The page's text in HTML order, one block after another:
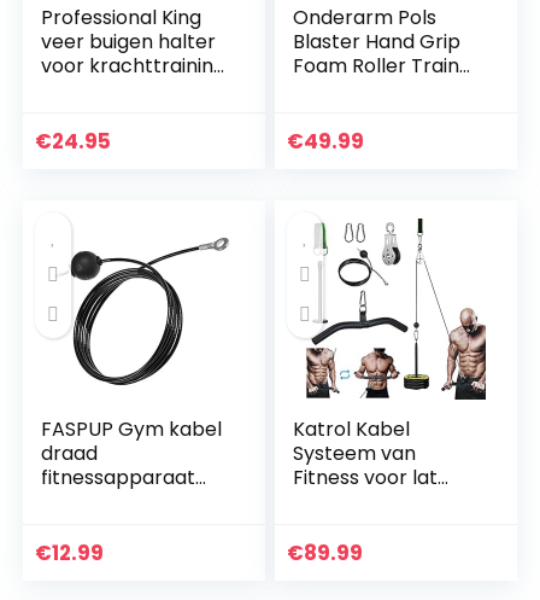
Professional King
veer buigen halter
voor krachttraining
flexibele veer
€24.95
Onderarm Pols
Blaster Hand Grip
Foam Roller Trainer
Thuis Fitness
€49.99
FASPUP Gym kabel
draad
fitnessapparaat
kabel fitness home
€12.99
Katrol Kabel
Systeem van
Fitness voor lat
Handvatten en
€89.99